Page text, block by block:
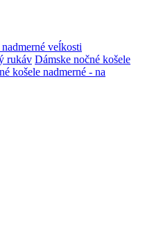
veĺkosti
rukáv Dámske nočné košele
košele nadmerné - na